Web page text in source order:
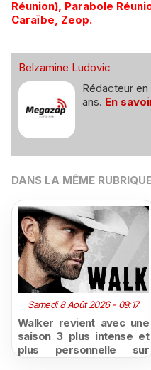
Réunion), Parabole
Caraïbe, Zeop.
Belzamine Ludovic
Rédacteur
ans. En
DANS LA MÊME
Samedi 8 Août 2026 - 09:17
Walker revient avec une
saison 3 plus intense et
plus personnelle sur